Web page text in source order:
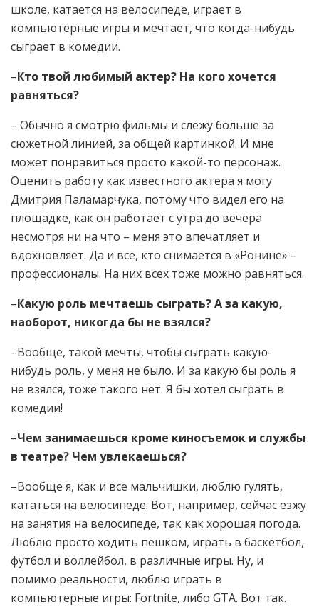
школе, катается на велосипеде, играет в
компьютерные игры и мечтает, что когда-нибудь
сыграет в комедии.
–Кто твой любимый актер? На кого хочется
равняться?
– Обычно я смотрю фильмы и слежу больше за
сюжетной линией, за общей картинкой. И мне
может понравиться просто какой-то персонаж.
Оценить работу как известного актера я могу
Дмитрия Паламарчука, потому что видел его на
площадке, как он работает с утра до вечера
несмотря ни на что – меня это впечатляет и
вдохновляет. Да и все, кто снимается в «Ронине» –
профессионалы. На них всех тоже можно равняться.
–Какую роль мечтаешь сыграть? А за какую,
наоборот, никогда бы не взялся?
–Вообще, такой мечты, чтобы сыграть какую-
нибудь роль, у меня не было. И за какую бы роль я
не взялся, тоже такого нет. Я бы хотел сыграть в
комедии!
–Чем занимаешься кроме киносъемок и службы
в театре? Чем увлекаешься?
–Вообще я, как и все мальчишки, люблю гулять,
кататься на велосипеде. Вот, например, сейчас езжу
на занятия на велосипеде, так как хорошая погода.
Люблю просто ходить пешком, играть в баскетбол,
футбол и воллейбол, в различные игры. Ну, и
помимо реальности, люблю играть в
компьютерные игры: Fortnite, либо GTA. Вот так.